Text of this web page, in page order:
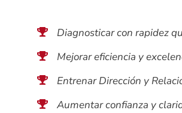
Diagnosticar con rapidez
Mejorar eficiencia y
Entrenar Dirección y
Aumentar confianza y